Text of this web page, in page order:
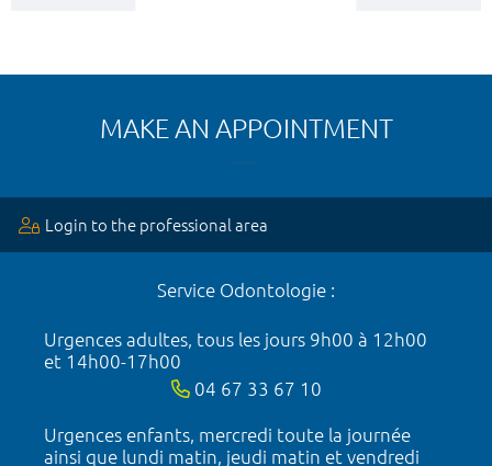
MAKE AN APPOINTMENT
Login to the professional area
Service Odontologie :
Urgences adultes, tous les jours 9h00 à 12h00
et 14h00-17h00
04 67 33 67 10
Urgences enfants, mercredi toute la journée
ainsi que lundi matin, jeudi matin et vendredi